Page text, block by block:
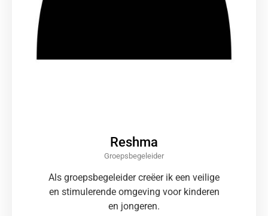
Reshma
Groepsbegeleider
Als groepsbegeleider creëer ik een veilige
en stimulerende omgeving voor kinderen
en jongeren.